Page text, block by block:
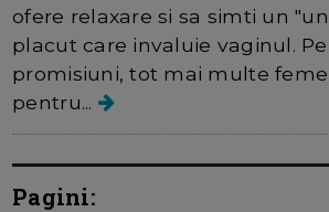
ofere relaxare si sa simti un
placut care invaluie vaginul.
promisiuni, tot mai multe
pentru...
Pagini: